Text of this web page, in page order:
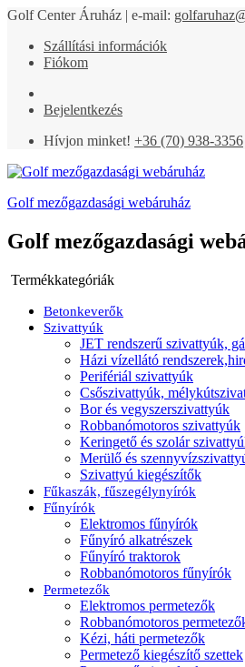
Golf Center Áruház | e-mail:
Szállítási információk
Fiókom
Bejelentkezés
Hívjon minket! +36 (70) 938-3356
Golf mezőgazdasági webáruház
Golf mezőgazdasági
Termékkategóriák
Betonkeverők
Szivattyúk
JET rendszerű szivattyúk,
Házi vízellátó
Perifériál szivattyúk
Csőszivattyúk,
Bor és vegyszerszivattyúk
Robbanómotoros szivattyúk
Keringető és szolár
Merülő és
Szivattyú kiegészítők
Fűkaszák, fűszegélynyírók
Fűnyírók
Elektromos fűnyírók
Fűnyíró alkatrészek
Fűnyíró traktorok
Robbanómotoros fűnyírók
Permetezők
Elektromos permetezők
Robbanómotoros
Kézi, háti permetezők
Permetező kiegészítő szettek